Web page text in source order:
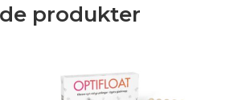
produkter